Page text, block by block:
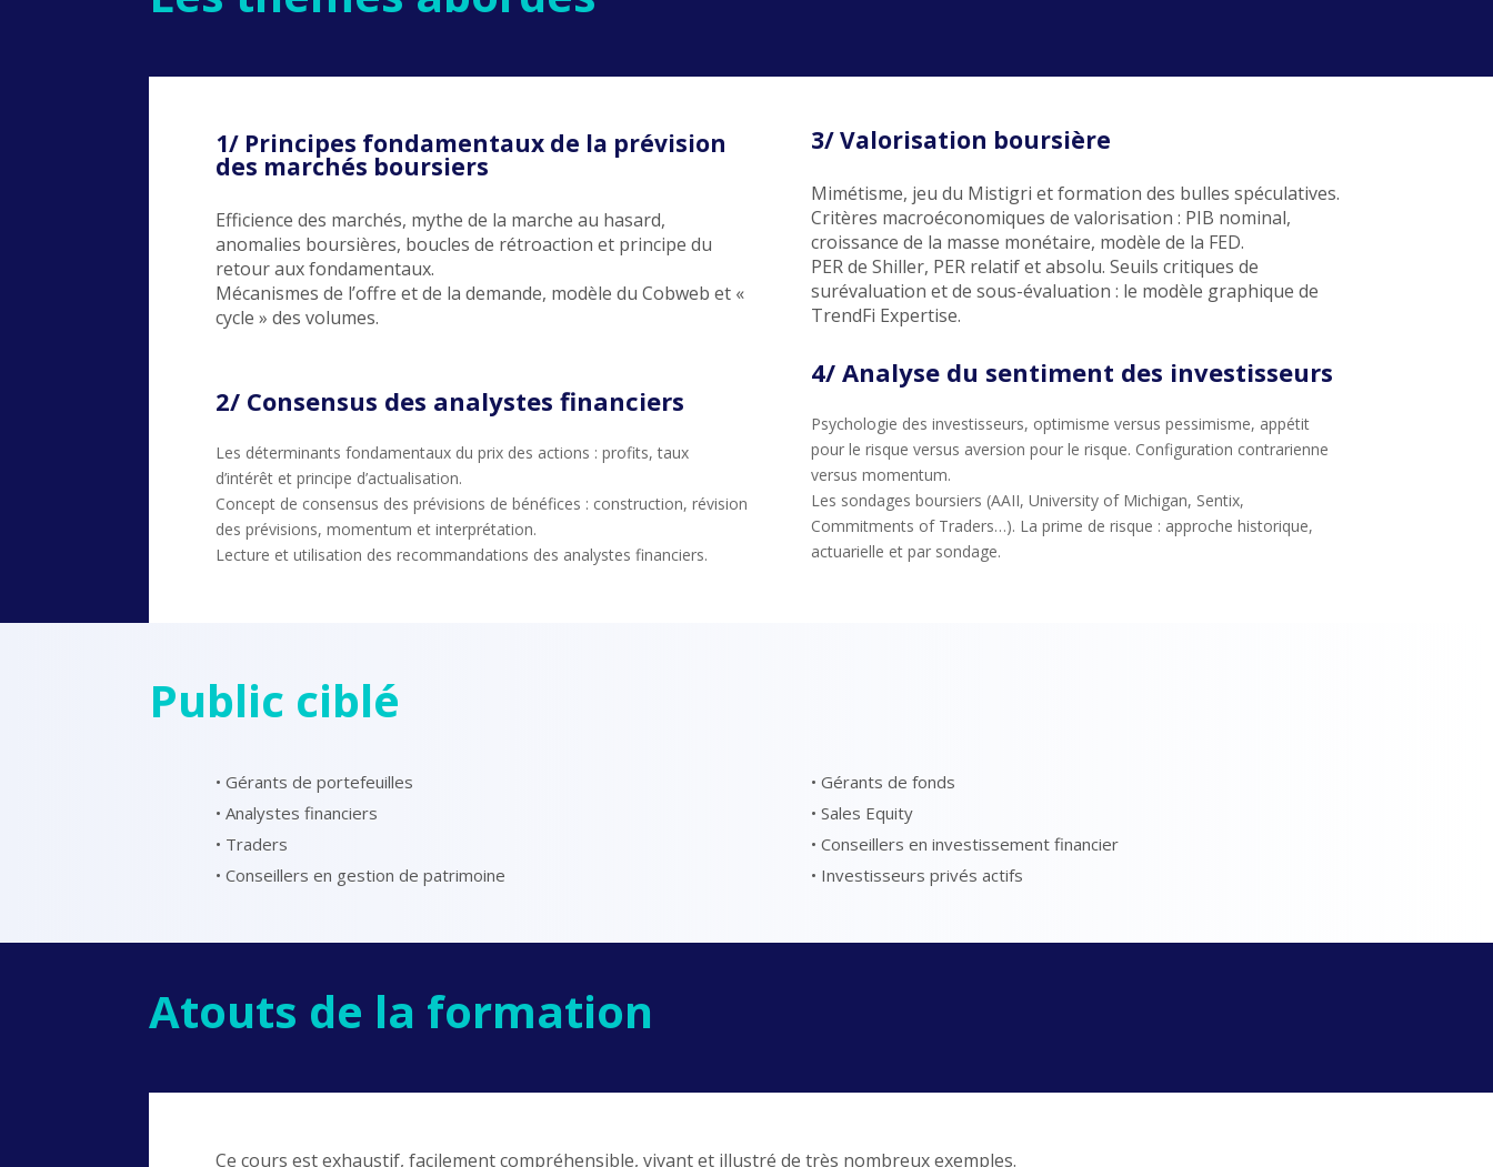
1/ Principes fondamentaux de la prévision
des marchés boursiers
Efficience des marchés, mythe de la marche au hasard,
anomalies boursières, boucles de rétroaction et principe du
retour aux fondamentaux.
Mécanismes de l’offre et de la demande, modèle du Cobweb et «
cycle » des volumes.
2/ Consensus des analystes financiers
Les déterminants fondamentaux du prix des actions : profits, taux
d’intérêt et principe d’actualisation.
Concept de consensus des prévisions de bénéfices : construction, révision
des prévisions, momentum et interprétation.
Lecture et utilisation des recommandations des analystes financiers.
3/ Valorisation boursière
Mimétisme, jeu du Mistigri et formation des bulles spéculatives.
Critères macroéconomiques de valorisation : PIB nominal,
croissance de la masse monétaire, modèle de la FED.
PER de Shiller, PER relatif et absolu. Seuils critiques de
surévaluation et de sous-évaluation : le modèle graphique de
TrendFi Expertise.
4/ Analyse du sentiment des investisseurs
Psychologie des investisseurs, optimisme versus pessimisme, appétit
pour le risque versus aversion pour le risque. Configuration contrarienne
versus momentum.
Les sondages boursiers (AAII, University of Michigan, Sentix,
Commitments of Traders…). La prime de risque : approche historique,
actuarielle et par sondage.
Public ciblé
• Gérants de portefeuilles
• Analystes financiers
• Traders
• Conseillers en gestion de patrimoine
• Gérants de fonds
• Sales Equity
• Conseillers en investissement financier
• Investisseurs privés actifs
Atouts de la formation
Ce cours est exhaustif, facilement compréhensible, vivant et illustré de très nombreux exemples.